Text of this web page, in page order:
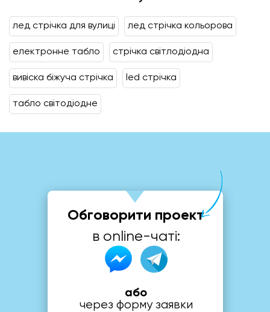
лед стрічка для вулиці лед стрічка кольорова
електронне табло стрічка світлодіодна
вивіска біжуча стрічка led стрічка
табло світодіодне
Обговорити проект
в online-чаті:
або
через форму заявки